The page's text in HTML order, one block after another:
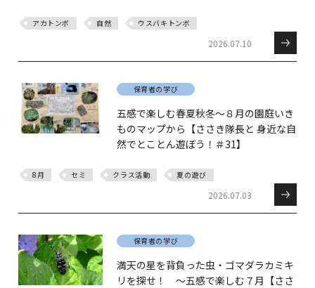
アカトンボ 自然 ウスバキトンボ
2026.07.10
保育者の学び
五感で楽しむ春夏秋冬～８月の園庭いき
ものマップから【ささき隊長と 身近な自
然でとことん遊ぼう！＃31】
8月 セミ クラス活動 夏の遊び
2026.07.03
保育者の学び
満天の星を背負った虫・ゴマダラカミキ
リを探せ！ ～五感で楽しむ７月【ささ